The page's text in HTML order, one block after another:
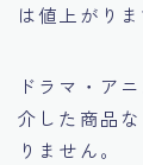
は値上がりま
ドラマ・ア
介した商品
りません。